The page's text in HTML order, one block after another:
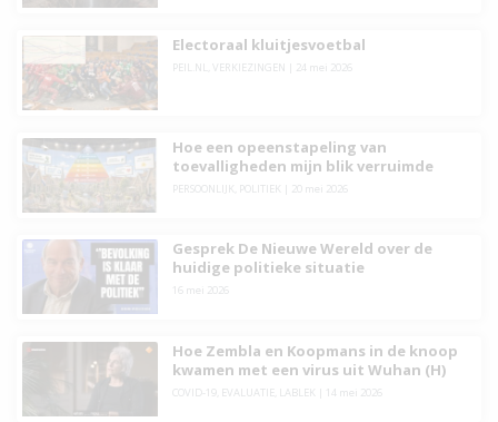
Electoraal kluitjesvoetbal
PEIL.NL VERKIEZINGEN 24 mei 2026
Hoe een opeenstapeling van
toevalligheden mijn blik verruimde
PERSOONLIJK POLITIEK 20 mei 2026
Gesprek De Nieuwe Wereld over de
huidige politieke situatie
16 mei 2026
Hoe Zembla en Koopmans in de knoop
kwamen met een virus uit Wuhan (H)
COVID-19, EVALUATIE LABLEK 14 mei 2026